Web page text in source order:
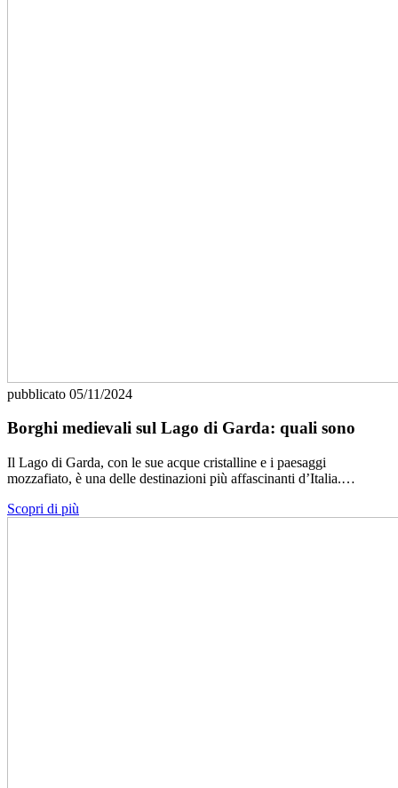
pubblicato 05/11/2024
Borghi medievali sul Lago di Garda: quali sono
Il Lago di Garda, con le sue acque cristalline e i paesaggi
mozzafiato, è una delle destinazioni più affascinanti d’Italia.…
Scopri di più